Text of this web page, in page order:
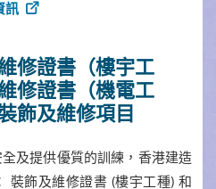
訊
修證書（樓宇工
修證書（機電工
飾及維修項目
及提供優質的訓練，香港建造
裝飾及維修證書 (樓宇工種) 和